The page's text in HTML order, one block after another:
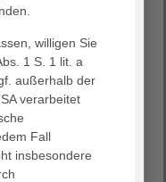
der
umfassenden
mit
und der
und haben die
Gemeinsam
innerhalb des
willigen Sie
1 S. 1 lit. a
außerhalb der
verarbeitet
Fall
insbesondere